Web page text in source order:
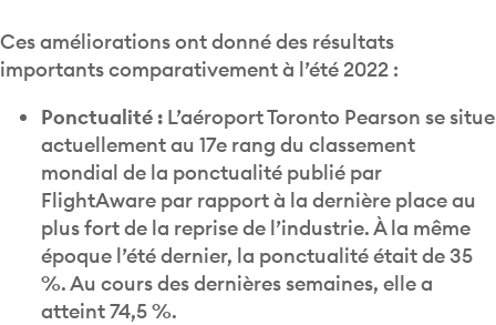
Ces améliorations ont donné des résultats
importants comparativement à l’été 2022 :
Ponctualité :L’aéroport Toronto Pearson se situe
actuellement au 17e rang du classement
mondial de la ponctualité publié par
FlightAware par rapport à la dernière place au
plus fort de la reprise de l’industrie. À la même
époque l’été dernier, la ponctualité était de 35
%. Au cours des dernières semaines, elle a
atteint 74,5 %.